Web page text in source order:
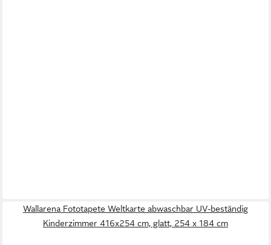
Wallarena Fototapete Weltkarte abwaschbar UV-beständig
Kinderzimmer 416x254 cm, glatt, 254 x 184 cm